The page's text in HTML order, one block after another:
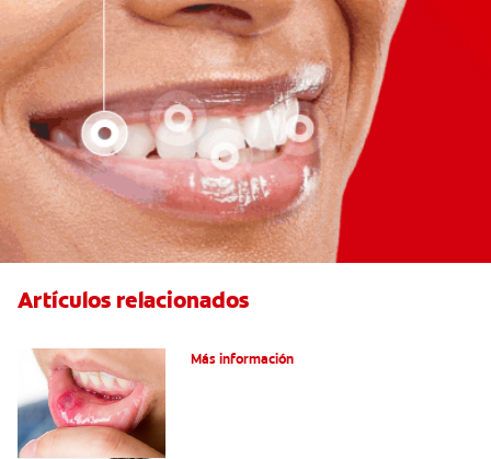
Artículos relacionados
Más información